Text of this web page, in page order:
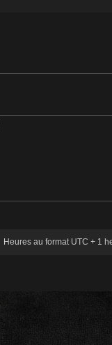
Heures au format UTC + 1